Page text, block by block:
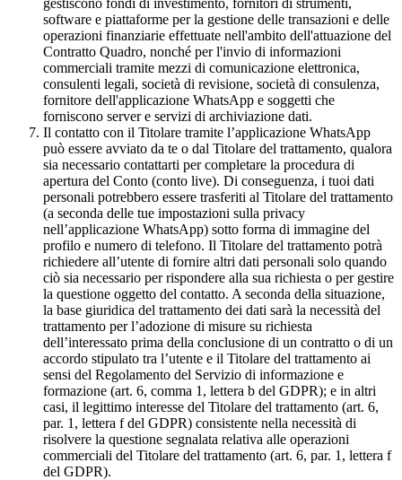
gestiscono fondi di investimento, fornitori di strumenti,
software e piattaforme per la gestione delle transazioni e delle
operazioni finanziarie effettuate nell'ambito dell'attuazione del
Contratto Quadro, nonché per l'invio di informazioni
commerciali tramite mezzi di comunicazione elettronica,
consulenti legali, società di revisione, società di consulenza,
fornitore dell'applicazione WhatsApp e soggetti che
forniscono server e servizi di archiviazione dati.
Il contatto con il Titolare tramite l’applicazione WhatsApp
può essere avviato da te o dal Titolare del trattamento, qualora
sia necessario contattarti per completare la procedura di
apertura del Conto (conto live). Di conseguenza, i tuoi dati
personali potrebbero essere trasferiti al Titolare del trattamento
(a seconda delle tue impostazioni sulla privacy
nell’applicazione WhatsApp) sotto forma di immagine del
profilo e numero di telefono. Il Titolare del trattamento potrà
richiedere all’utente di fornire altri dati personali solo quando
ciò sia necessario per rispondere alla sua richiesta o per gestire
la questione oggetto del contatto. A seconda della situazione,
la base giuridica del trattamento dei dati sarà la necessità del
trattamento per l’adozione di misure su richiesta
dell’interessato prima della conclusione di un contratto o di un
accordo stipulato tra l’utente e il Titolare del trattamento ai
sensi del Regolamento del Servizio di informazione e
formazione (art. 6, comma 1, lettera b del GDPR); e in altri
casi, il legittimo interesse del Titolare del trattamento (art. 6,
par. 1, lettera f del GDPR) consistente nella necessità di
risolvere la questione segnalata relativa alle operazioni
commerciali del Titolare del trattamento (art. 6, par. 1, lettera f
del GDPR).